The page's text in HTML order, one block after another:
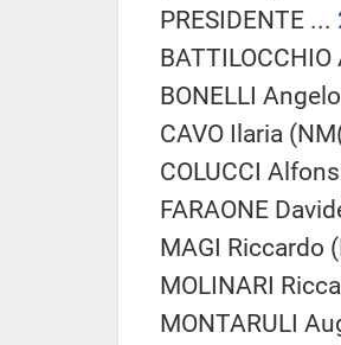
PRESIDENTE ...
BONELLI
CAVO Ilaria
COLUCCI
FARAONE
MAGI Riccardo
MOLINARI
MONTARULI